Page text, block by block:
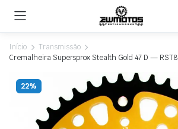
Início
Transmissão
Cremalheira Supersprox Stealth Gold 47 D —
22%